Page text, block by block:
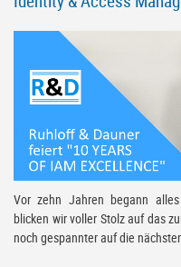
Vor zehn Jahren begann
blicken wir voller Stolz auf das
noch gespannter auf die